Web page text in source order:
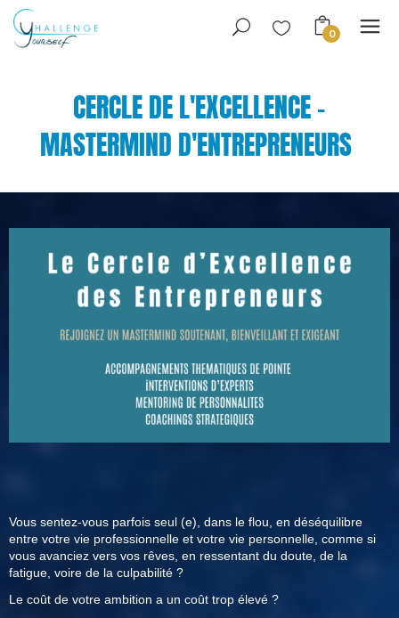
0
CERCLE DE L'EXCELLENCE -
MASTERMIND D'ENTREPRENEURS
Vous sentez-vous parfois seul (e), dans le flou, en déséquilibre
entre votre vie professionnelle et votre vie personnelle, comme si
vous avanciez vers vos rêves, en ressentant du doute, de la
fatigue, voire de la culpabilité ?
Le coût de votre ambition a un coût trop élevé ?